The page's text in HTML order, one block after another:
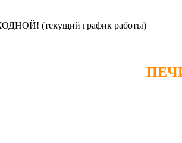
(текущий график работы)